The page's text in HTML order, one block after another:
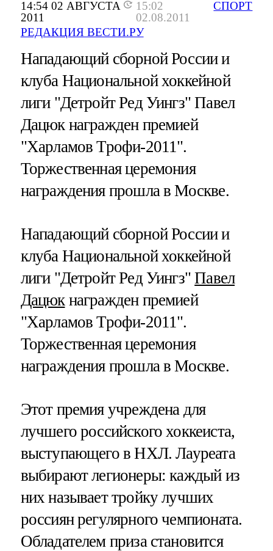
14:54 02 АВГУСТА
2011
15:02
02.08.2011
РЕДАКЦИЯ ВЕСТИ.РУ
СПОРТ
Нападающий сборной России и
клуба Национальной хоккейной
лиги "Детройт Ред Уингз" Павел
Дацюк награжден премией
"Харламов Трофи-2011".
Торжественная церемония
награждения прошла в Москве.
Нападающий сборной России и
клуба Национальной хоккейной
лиги "Детройт Ред Уингз"Павел
Дацюкнагражден премией
"Харламов Трофи-2011".
Торжественная церемония
награждения прошла в Москве.
Этот премия учреждена для
лучшего российского хоккеиста,
выступающего в НХЛ. Лауреата
выбирают легионеры: каждый из
них называет тройку лучших
россиян регулярного чемпионата.
Обладателем приза становится